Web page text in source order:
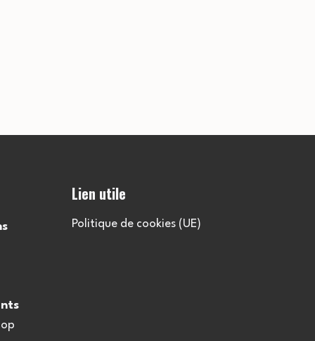
Lien utile
Politique de cookies (UE)